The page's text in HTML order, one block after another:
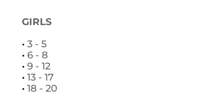
GIRLS
• 3 - 5
• 6 - 8
• 9 - 12
• 13 - 17
• 18 - 20